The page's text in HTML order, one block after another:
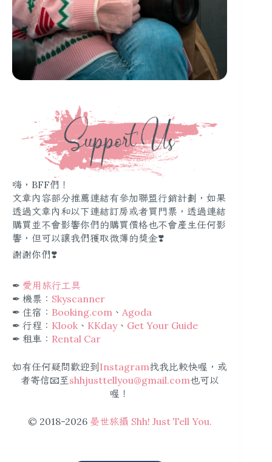
嗨，BFF們！
文章內容部分推薦連結有參加聯盟行銷計劃，如果
透過文章內和以下連結訂房或者買門票，透過連結
購買並不會影響你們的購買價格也不會產生任何影
響，但可以讓我們獲取微薄的獎金❣️
謝謝你們❣️
✒︎ 愛用旅行工具
✒︎ 機票： Skyscanner
✒︎ 住宿： Booking.com 、 Agoda
✒︎ 行程： Klook 、 KKday、 Get Your Guide
✒︎ 租車： Rental Car
如有任何疑問歡迎到 Instagram找我比較快喔，或
者寄信📧至shhjusttellyou@gmail.com也可以
喔！
© 2018-2026 晏世旅攝 Shh! Just Tell You.